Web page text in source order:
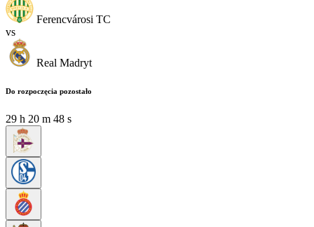
Ferencvárosi TC
vs
Real Madryt
Do rozpoczęcia pozostało
29 h 20 m 47 s